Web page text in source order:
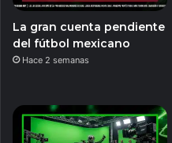
La gran cuenta pendiente
del fútbol mexicano
Hace 2 semanas